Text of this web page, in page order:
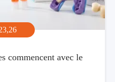
commencent avec le